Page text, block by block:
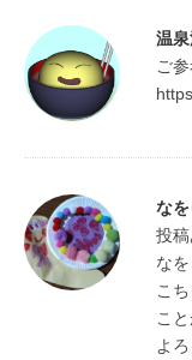
温
ご
な
投稿
なを
こ
こ
よ